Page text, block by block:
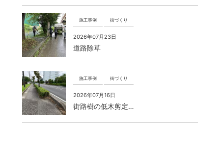
施工事例 街づくり
2026年07月23日
道路除草
施工事例 街づくり
2026年07月16日
街路樹の低木剪定…